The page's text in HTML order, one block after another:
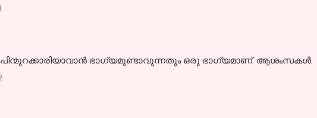
പിന്മുറക്കാരിയാവാൻ ഭാഗ്യമുണ്ടാവുന്നതും ഒരു ഭാഗ്യമാണ്. ആശംസകൾ.